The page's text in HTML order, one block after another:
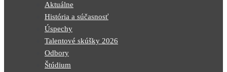
Aktuálne
História a súčasnosť
Úspechy
Talentové skúšky 2026
Odbory
Štúdium